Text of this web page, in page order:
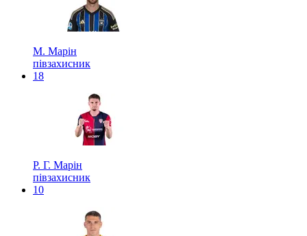
М. Марін
півзахисник
18
Р. Г. Марін
півзахисник
10